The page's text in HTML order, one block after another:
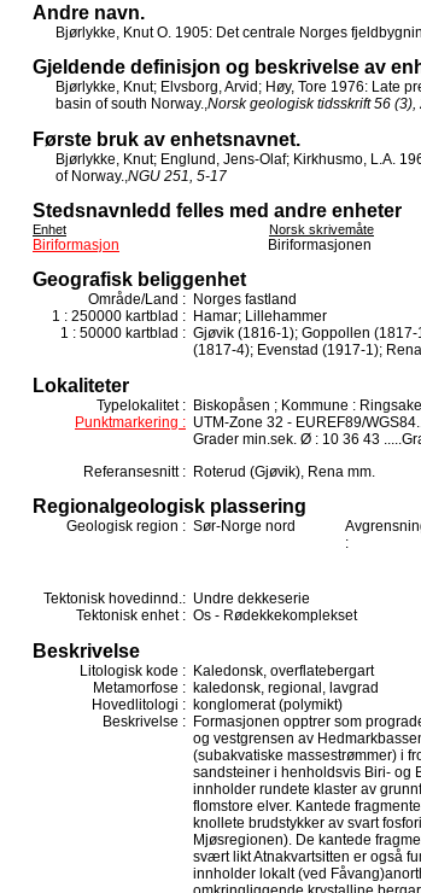
Andre navn.
Bjørlykke, Knut O. 1905: Det centrale Norges
Gjeldende definisjon og beskrivelse av
Bjørlykke, Knut; Elvsborg, Arvid; Høy, Tore 1976: Late
basin of south Norway.,Norsk geologisk tidsskrift 56 (3),
Første bruk av enhetsnavnet.
Bjørlykke, Knut; Englund, Jens-Olaf; Kirkhusmo, L.A.
of Norway., NGU 251, 5-17
Stedsnavnledd felles med andre enheter
Enhet Norsk skrivemåte
Biriformasjon Biriformasjonen
Geografisk beliggenhet
Område/Land : Norges fastland
1 : 250000 kartblad : Hamar; Lillehammer
1 : 50000 kartblad : Gjøvik (1816-1); Goppollen
(1817-4); Evenstad (1917-1);
Lokaliteter
Typelokalitet : Biskopåsen ; Kommune :
Punktmarkering : UTM-Zone 32 - EUREF89/
Grader min.sek. Ø : 10 36 43
Referansesnitt : Roterud (Gjøvik), Rena mm.
Regionalgeologisk plassering
Geologisk region : Sør-Norge nord
:
Tektonisk hovedinnd.: Undre dekkeserie
Tektonisk enhet : Os - Rødekkekomplekset
Beskrivelse
Litologisk kode : Kaledonsk, overflatebergart
Metamorfose : kaledonsk, regional, lavgrad
Hovedlitologi : konglomerat (polymikt)
Beskrivelse : Formasjonen opptrer som
og vestgrensen av
(subakvatiske massestrømmer) i
sandsteiner i henholdsvis Biri- og
innholder rundete klaster av
flomstore elver. Kantede
knollete brudstykker av svart
Mjøsregionen). De kantede
svært likt Atnakvartsitten er også
innholder lokalt (ved